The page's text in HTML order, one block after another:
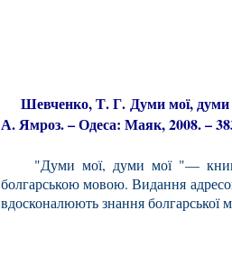
Шевченко, Т. Г. Думи мої, думи
А. Ямроз. – Одеса: Маяк, 2008. –
"Думи мої, думи мої "— книга-
болгарською мовою. Видання
вдосконалюють знання болгарської